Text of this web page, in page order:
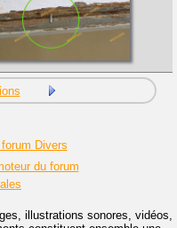
Divers
du forum
illustrations sonores, vidéos,